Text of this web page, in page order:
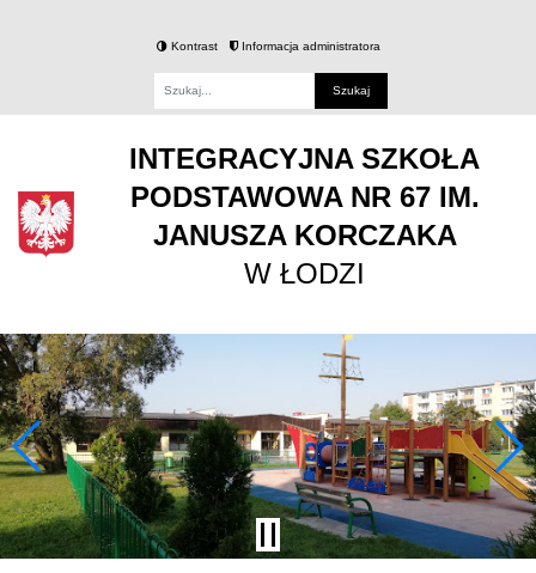
Kontrast Informacja administratora
INTEGRACYJNA SZKOŁA
PODSTAWOWA NR 67 IM.
JANUSZA KORCZAKA
W ŁODZI